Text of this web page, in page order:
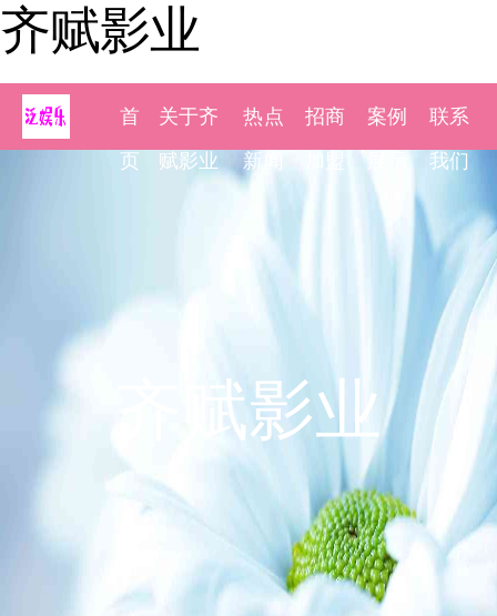
齐赋影业
首
页
关于齐
赋影业
热点
新闻
招商
加盟
案例
联系
我们
齐赋影业